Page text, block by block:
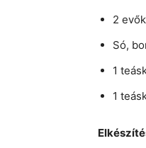
2
Só,
1
1